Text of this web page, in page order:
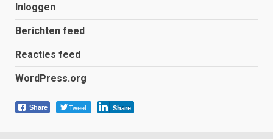
Inloggen
Berichten feed
Reacties feed
WordPress.org
Share Tweet Share